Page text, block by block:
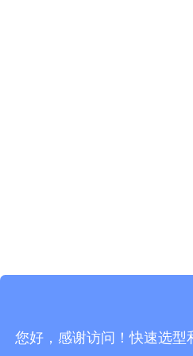
您好，感谢访问！快速选型